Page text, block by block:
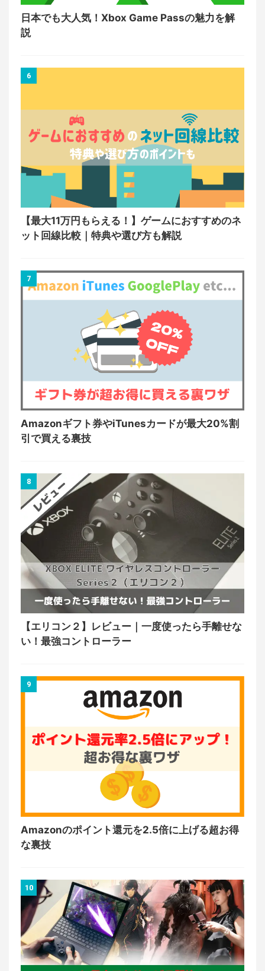
日本でも大人気！Xbox Game Passの魅力を解
説
6
【最大11万円もらえる！】ゲームにおすすめのネ
ット回線比較｜特典や選び方も解説
7
Amazonギフト券やiTunesカードが最大20%割
引で買える裏技
8
【エリコン２】レビュー｜一度使ったら手離せな
い！最強コントローラー
9
Amazonのポイント還元を2.5倍に上げる超お得
な裏技
10